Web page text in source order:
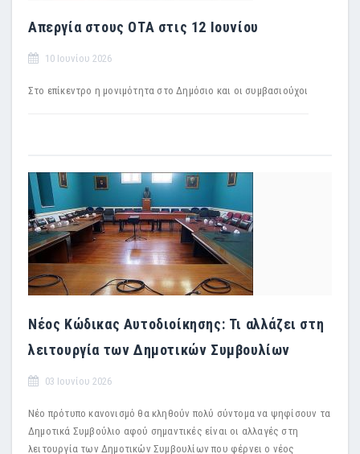
Απεργία στους ΟΤΑ στις 12 Ιουνίου
10 Ιουνίου 2026
Στο επίκεντρο η μονιμότητα στο Δημόσιο και οι συμβασιούχοι
Νέος Κώδικας Αυτοδιοίκησης: Τι αλλάζει στη
λειτουργία των Δημοτικών Συμβουλίων
03 Ιουνίου 2026
Νέο πρότυπο κανονισμό θα κληθούν πολύ σύντομα να ψηφίσουν τα
Δημοτικά Συμβούλιο αφού σημαντικές είναι οι αλλαγές στη
λειτουργία των Δημοτικών Συμβουλίων που φέρνει ο νέος